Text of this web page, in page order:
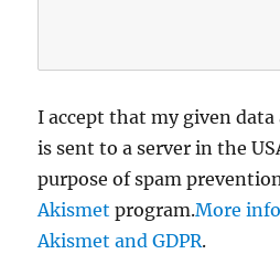
I accept that my given data
is sent to a server in the
purpose of spam
Akismet program.More
Akismet and GDPR.